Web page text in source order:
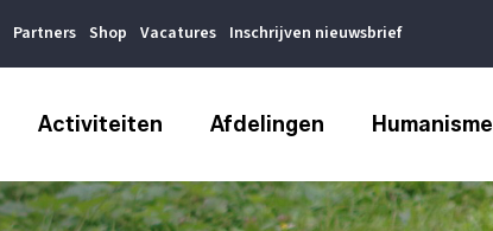
Partners Shop Vacatures Inschrijven nieuwsbrief
Activiteiten Afdelingen Humanisme